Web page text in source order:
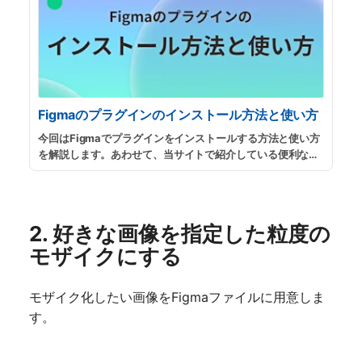
Figmaのプラグインのインストール方法と使い方
今回はFigmaでプラグインをインストールする方法と使い方
を解説します。あわせて、当サイトで紹介している便利なプ
ラグインと使い方を解説したプラグイン集もまとめています
2. 好きな画像を指定した粒度の
モザイクにする
モザイク化したい画像をFigmaファイルに用意しま
す。